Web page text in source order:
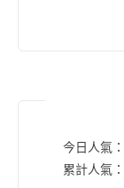
今日人氣：
累計人氣：